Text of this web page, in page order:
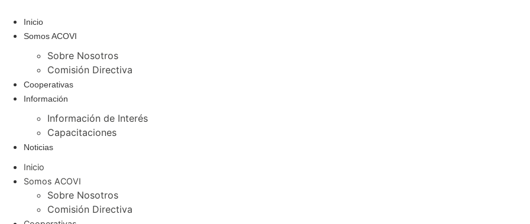
contenido
Inicio
Somos ACOVI
Sobre Nosotros
Comisión Directiva
Cooperativas
Información
Información de Interés
Capacitaciones
Noticias
Inicio
Somos ACOVI
Sobre Nosotros
Comisión Directiva